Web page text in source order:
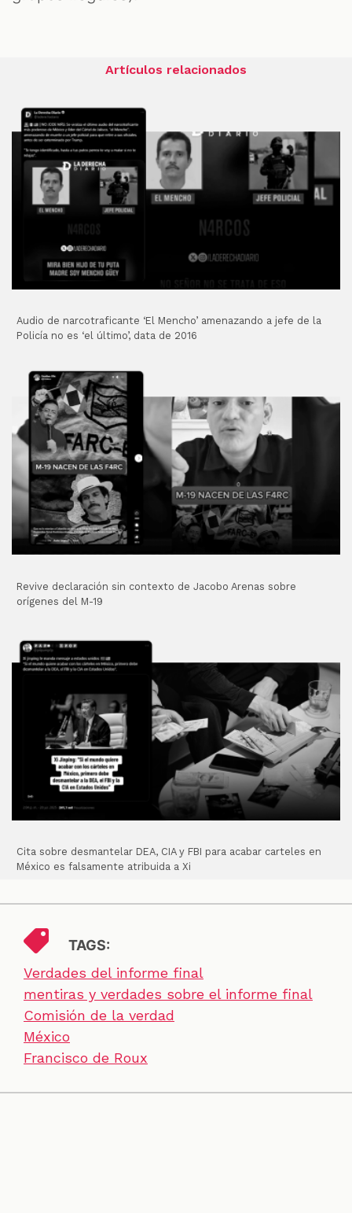
Artículos relacionados
Audio de narcotraficante ‘El Mencho’ amenazando a jefe de la
Policía no es ‘el último’, data de 2016
Revive declaración sin contexto de Jacobo Arenas sobre
orígenes del M-19
Cita sobre desmantelar DEA, CIA y FBI para acabar carteles en
México es falsamente atribuida a Xi
TAGS:
Verdades del informe final
mentiras y verdades sobre el informe final
Comisión de la verdad
México
Francisco de Roux